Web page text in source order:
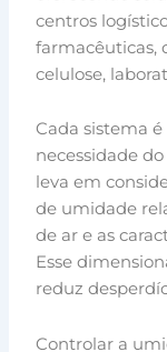
centros
farmacêuticas,
celulose,
Cada sistema
necessidade
leva em
de umidade
de ar e as
Esse
reduz
Controlar a